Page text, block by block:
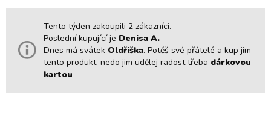
Tento týden zakoupili 2 zákazníci.
Poslední kupující je Denisa A.
Dnes má svátek Oldřiška. Potěš své přátelé a kup jim
tento produkt, nedo jim udělej radost třeba dárkovou
kartou